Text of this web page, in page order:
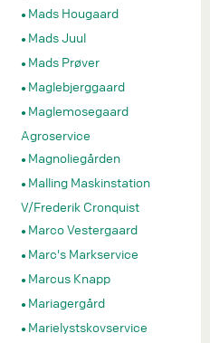
Mads Hougaard
Mads Juul
Mads Prøver
Maglebjerggaard
Maglemosegaard
Agroservice
Magnoliegården
Malling Maskinstation
V/Frederik Cronquist
Marco Vestergaard
Marc's Markservice
Marcus Knapp
Mariagergård
Marielystskovservice